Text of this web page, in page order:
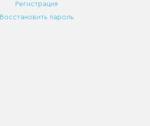
Регистрация
Восстановить пароль